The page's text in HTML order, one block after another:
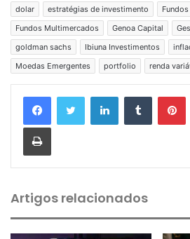
dolar
estratégias de investimento
Fundos Multimercados
Genoa Capital
goldman sachs
Ibiuna Investimentos
Moedas Emergentes
portfolio renda
Artigos relacionados